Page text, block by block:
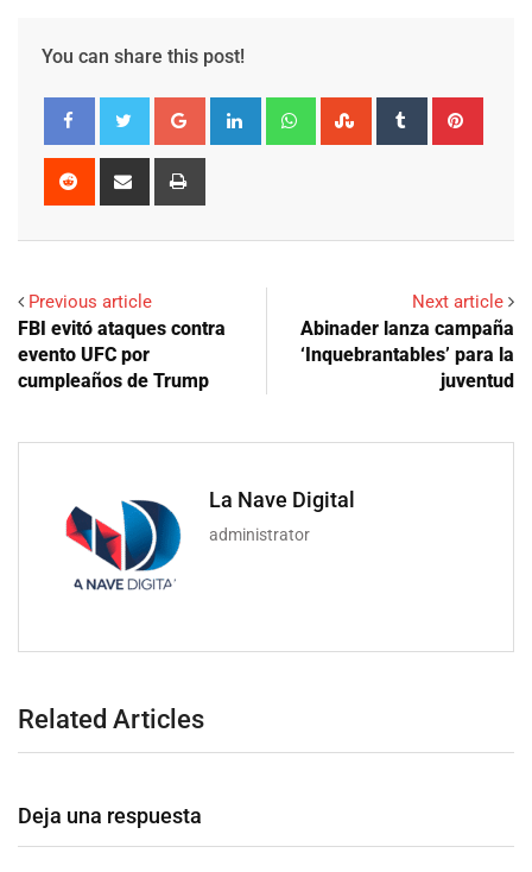
You can share this post!
Google+ LinkedIn WhatsappStumbleUpon
Tumblr
Reddit
Share
Previous article
FBI evitó ataques contra
evento UFC por
cumpleaños de Trump
Next article
Abinader lanza campaña
‘Inquebrantables’ para la
juventud
La Nave Digital
administrator
Related Articles
Deja una respuesta